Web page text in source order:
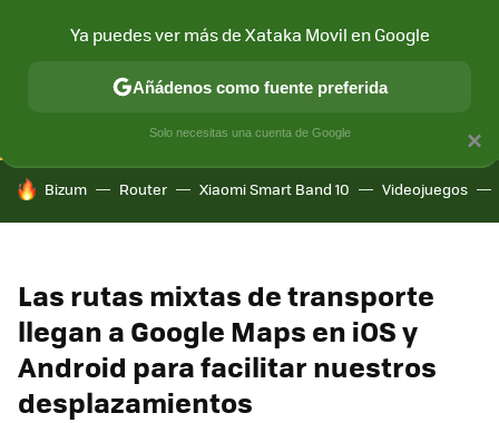
CONECTIVIDAD MÓVIL Y SOCIEDAD APLICACIONES
HOY SE HABLA DE
Bizum Router Xiaomi Smart Band 10 Videojuegos
Las rutas mixtas de transporte
llegan a Google Maps en iOS y
Android para facilitar nuestros
desplazamientos
×
Ya puedes ver más de Xataka Movil en Google
Añádenos como fuente preferida
Solo necesitas una cuenta de Google